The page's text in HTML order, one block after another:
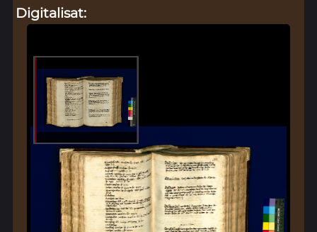
Digitalisat: